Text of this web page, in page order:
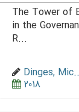
The Tower of
in the
R...
Dinges,
2018